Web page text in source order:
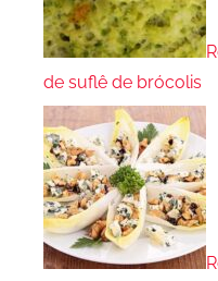
de suflê de brócolis